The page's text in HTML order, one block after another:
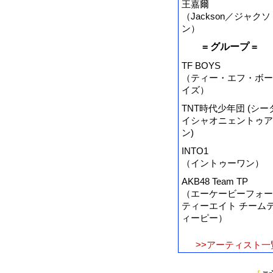
王嘉爾
（Jackson／ジャクソ
ン）
= グループ =
TF BOYS
（ティー・エフ・ボー
イズ）
TNT時代少年団 (シー
イシャオニェントゥア
ン)
INTO1
（イントゥーワン）
AKB48 Team TP
（エーケービーフォー
ティーエイト チーム
ィーピー）
>>アーティスト一